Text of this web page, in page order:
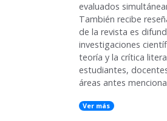
evaluados
También recibe
de la revista es
investigaciones
teoría y la crítica
estudiantes,
áreas antes
Ver más